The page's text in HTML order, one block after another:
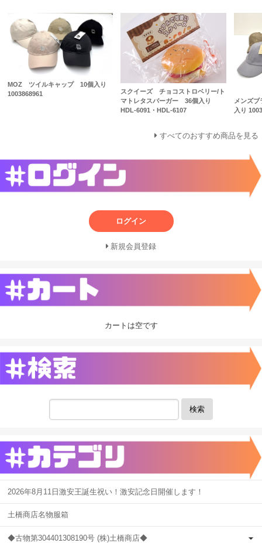
MOZ ツイルキャップ 10個入り
1003868961
スクイーズ チョコストロベリー/ト
マトレタスバーガー 36個入り
HDL-6091・HDL-6107
メンズ
入り
すべてのおすすめ商品を見る
ログイン
新規会員登録
カートは空です
検索
2026年8月11日激安王誕生祝い！激安記念日開催します！
土橋商店名物服箱
◆古物第304401308190号 (株)土橋商店◆